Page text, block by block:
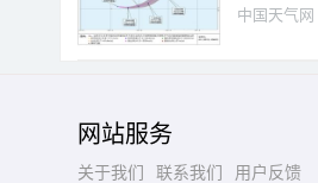
中国天气网
网站服务
关于我们 联系我们
用户反馈